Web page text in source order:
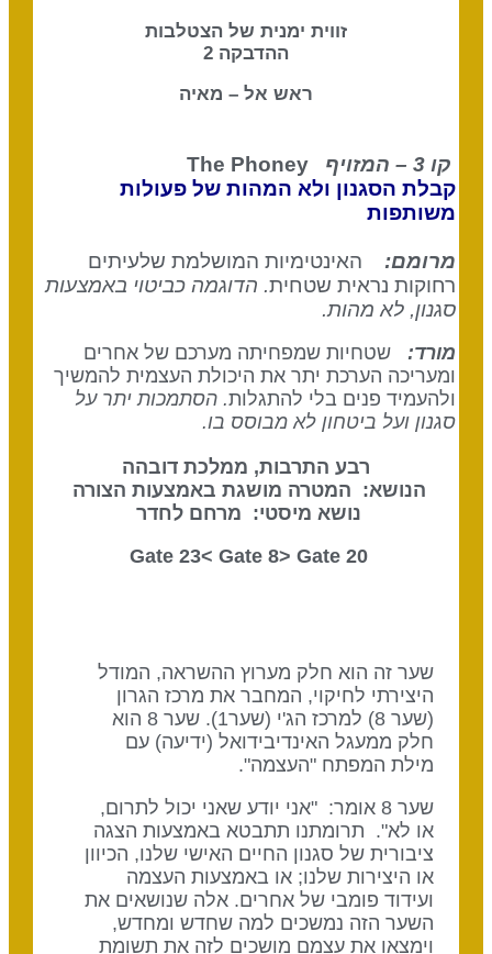
זווית ימנית של הצטלבות
ההדבקה 2
ראש אל – מאיה
קו 3 – המזויף
The Phoney
קבלת הסגנון ולא המהות של פעולות
משותפות
מרומם:
האינטימיות המושלמת שלעיתים
רחוקות נראית שטחית. הדוגמה כביטוי באמצעות
סגנון, לא מהות.
מורד:
שטחיות שמפחיתה מערכם של אחרים
ומעריכה הערכת יתר את היכולת העצמית להמשיך
ולהעמיד פנים בלי להתגלות. הסתמכות יתר על
סגנון ועל ביטחון לא מבוסס בו.
רבע התרבות, ממלכת דובהה
הנושא: המטרה מושגת באמצעות הצורה
נושא מיסטי: מרחם לחדר
20 Gate 23<
Gate 8 > Gate
שער זה הוא חלק מערוץ ההשראה, המודל
היצירתי לחיקוי, המחבר את מרכז הגרון
(שער 8) למרכז הג'י (שער1). שער 8 הוא
חלק ממעגל האינדיבידואל (ידיעה) עם
מילת המפתח "העצמה".
שער 8 אומר: "אני יודע שאני יכול לתרום,
או לא". תרומתנו תתבטא באמצעות הצגה
ציבורית של סגנון החיים האישי שלנו, הכיוון
או היצירות שלנו; או באמצעות העצמה
ועידוד פומבי של אחרים. אלה שנושאים את
השער הזה נמשכים למה שחדש ומחדש,
וימצאו את עצמם מושכים לזה את תשומת